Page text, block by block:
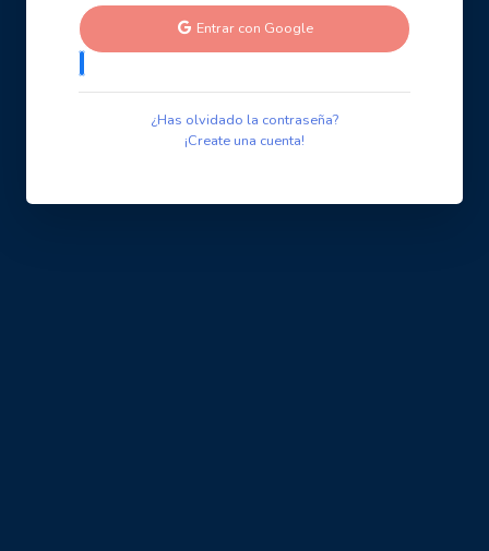
Entrar con Google
¿Has olvidado la contraseña?
¡Create una cuenta!